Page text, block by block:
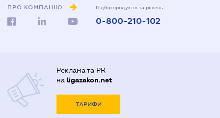
ПРО КОМПАНІЮ Підбір продуктів та рішень
0-800-210-102
Реклама та PR
на ligazakon.net
ТАРИФИ